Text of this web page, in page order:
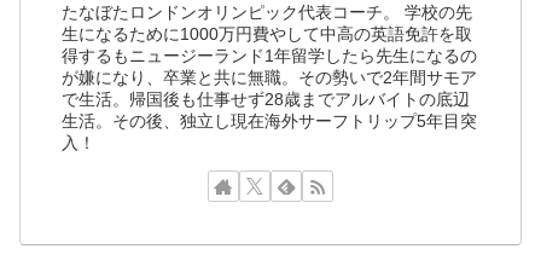
たなぼたロンドンオリンピック代表コーチ。 学校の先
生になるために1000万円費やして中高の英語免許を取
得するもニュージーランド1年留学したら先生になるの
が嫌になり、卒業と共に無職。その勢いで2年間サモア
で生活。帰国後も仕事せず28歳までアルバイトの底辺
生活。その後、独立し現在海外サーフトリップ5年目突
入！